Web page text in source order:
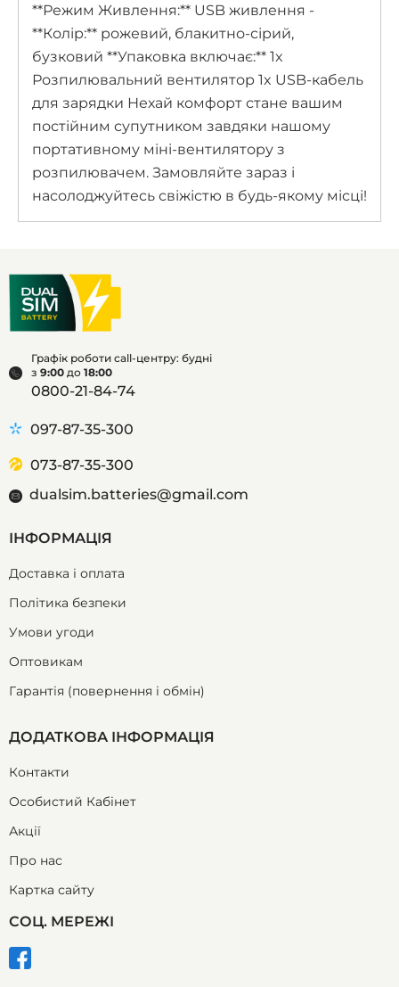
**Режим Живлення:** USB живлення -
**Колір:** рожевий, блакитно-сірий,
бузковий **Упаковка включає:** 1x
Розпилювальний вентилятор 1x USB-кабель
для зарядки Нехай комфорт стане вашим
постійним супутником завдяки нашому
портативному міні-вентилятору з
розпилювачем. Замовляйте зараз і
насолоджуйтесь свіжістю в будь-якому місці!
Графік роботи call-центру: будні
з 9:00 до 18:00
0800-21-84-74
097-87-35-300
073-87-35-300
dualsim.batteries@gmail.com
ІНФОРМАЦІЯ
Доставка і оплата
Політика безпеки
Умови угоди
Оптовикам
Гарантія (повернення і обмін)
ДОДАТКОВА ІНФОРМАЦІЯ
Контакти
Особистий Кабінет
Акції
Про нас
Картка сайту
СОЦ. МЕРЕЖІ